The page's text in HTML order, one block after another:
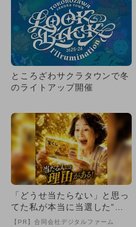
ところざわサクラタウンで冬
のライトアップ開催
「どうせ当たらない」と思っ
てた私が本当に当選した“買
い方”がこれ
【PR】合同会社デジタルファーム